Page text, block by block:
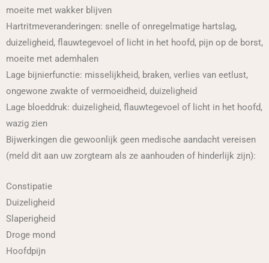
moeite met wakker blijven
Hartritmeveranderingen: snelle of onregelmatige hartslag,
duizeligheid, flauwtegevoel of licht in het hoofd, pijn op de borst,
moeite met ademhalen
Lage bijnierfunctie: misselijkheid, braken, verlies van eetlust,
ongewone zwakte of vermoeidheid, duizeligheid
Lage bloeddruk: duizeligheid, flauwtegevoel of licht in het hoofd,
wazig zien
Bijwerkingen die gewoonlijk geen medische aandacht vereisen
(meld dit aan uw zorgteam als ze aanhouden of hinderlijk zijn):
Constipatie
Duizeligheid
Slaperigheid
Droge mond
Hoofdpijn